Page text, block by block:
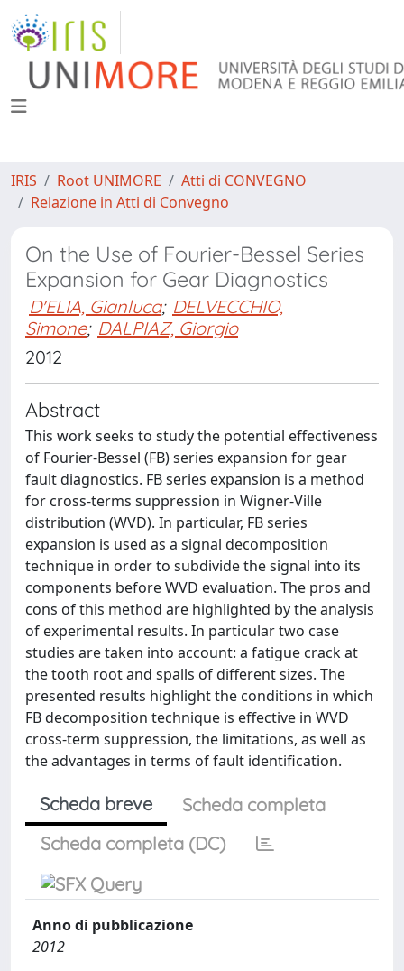
IRIS Root UNIMORE
Atti di CONVEGNO
Relazione in Atti di Convegno
On the Use of Fourier-Bessel Series
Expansion for Gear Diagnostics
D'ELIA, Gianluca; DELVECCHIO,
Simone; DALPIAZ, Giorgio
2012
Abstract
This work seeks to study the potential effectiveness
of Fourier-Bessel (FB) series expansion for gear
fault diagnostics. FB series expansion is a method
for cross-terms suppression in Wigner-Ville
distribution (WVD). In particular, FB series
expansion is used as a signal decomposition
technique in order to subdivide the signal into its
components before WVD evaluation. The pros and
cons of this method are highlighted by the analysis
of experimental results. In particular two case
studies are taken into account: a fatigue crack at
the tooth root and spalls of different sizes. The
presented results highlight the conditions in which
FB decomposition technique is effective in WVD
cross-term suppression, the limitations, as well as
the advantages in terms of fault identification.
Scheda breve
Scheda completa
Scheda completa (DC)
Anno di pubblicazione
2012